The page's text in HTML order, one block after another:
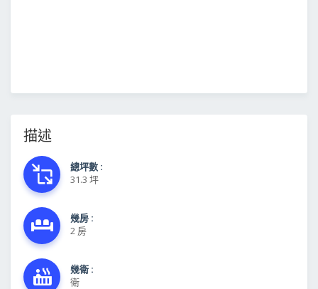
描述
總坪數 :
31.3 坪
幾房 :
2 房
幾衛 :
衛